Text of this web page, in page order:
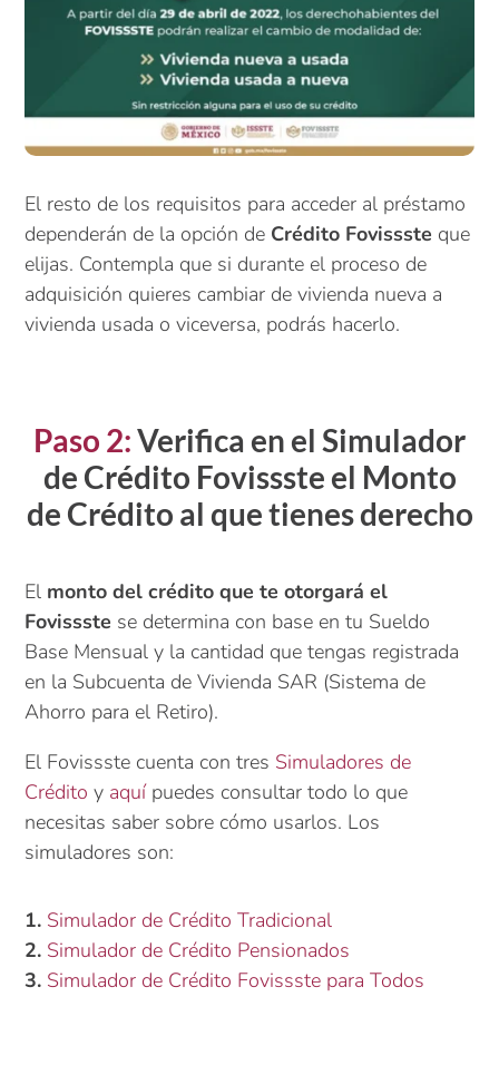
El resto de los requisitos para acceder al préstamo
dependerán de la opción de Crédito Fovissste que
elijas. Contempla que si durante el proceso de
adquisición quieres cambiar de vivienda nueva a
vivienda usada o viceversa, podrás hacerlo.
Paso 2:Verifica en el Simulador
de Crédito Fovissste el Monto
de Crédito al que tienes derecho
El monto del crédito que te otorgará el
Fovissste se determina con base en tu Sueldo
Base Mensual y la cantidad que tengas registrada
en la Subcuenta de Vivienda SAR (Sistema de
Ahorro para el Retiro).
El Fovissste cuenta con tres Simuladores de
Crédito y aquípuedes consultar todo lo que
necesitas saber sobre cómo usarlos. Los
simuladores son:
1. Simulador de Crédito Tradicional
2. Simulador de Crédito Pensionados
3. Simulador de Crédito Fovissste para Todos